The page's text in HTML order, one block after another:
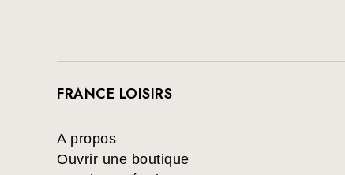
FRANCE LOISIRS
A propos
Ouvrir une boutique